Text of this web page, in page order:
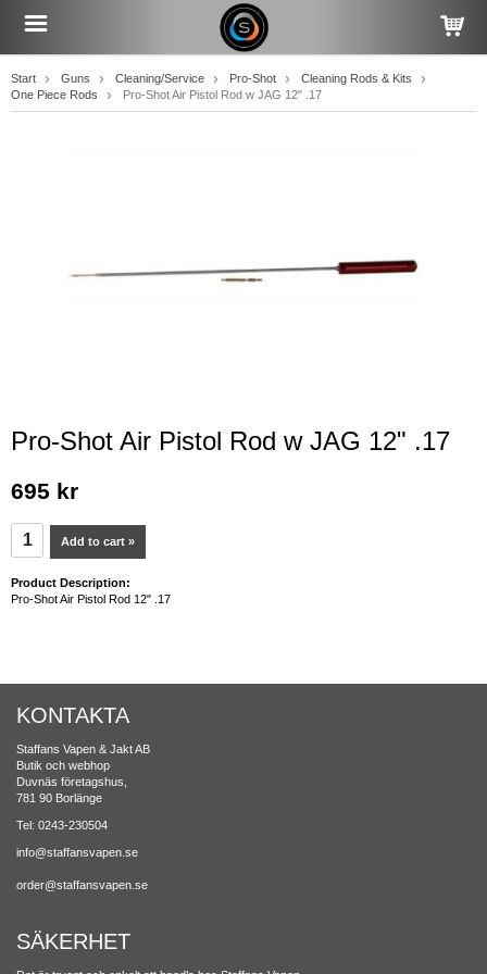
Start Guns Cleaning/Service Pro-Shot
Cleaning Rods & Kits
One Piece Rods
Pro-Shot Air Pistol Rod w JAG 12" .17
Pro-Shot Air Pistol Rod w JAG 12" .17
695 kr
Add to cart »
Product Description:
Pro-Shot Air Pistol Rod 12" .17
KONTAKTA
Staffans Vapen & Jakt AB
Butik och webhop
Duvnäs företagshus,
781 90 Borlänge
Tel: 0243-230504
info@staffansvapen.se
order@staffansvapen.se
SÄKERHET